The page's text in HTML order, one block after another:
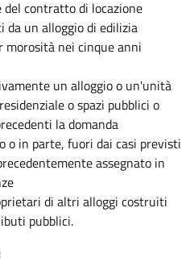
contratto di locazione
un alloggio di edilizia
morosità nei cinque anni
un alloggio o un'unità
o spazi pubblici o
la domanda
o in parte, fuori dai casi previsti
assegnato in
di altri alloggi costruiti
pubblici.